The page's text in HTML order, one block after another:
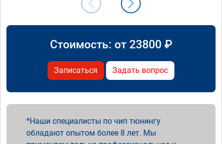
Стоимость: от 23800 ₽
Записаться Задать вопрос
Наши специалисты по чип тюнингу
обладают опытом более 8 лет. Мы